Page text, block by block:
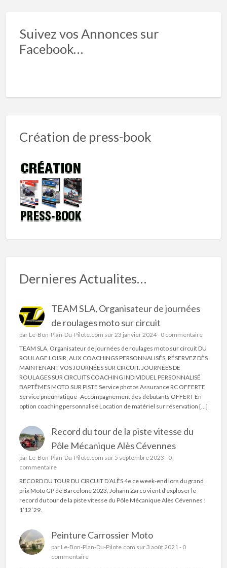
Suivez vos Annonces sur
Facebook…
Création de press-book
Dernieres Actualites…
TEAM SLA, Organisateur de journées
de roulages moto sur circuit
par Le-Bon-Plan-Du-Pilote.com sur 23 janvier 2024 - 0 commentaire
TEAM SLA, Organisateur de journées de roulages moto sur circuit DU
ROULAGE LOISIR, AUX COACHINGS PERSONNALISÉS, RÉSERVEZ DÈS
MAINTENANT VOS JOURNÉES SUR CIRCUIT. JOURNÉES DE
ROULAGES SUR CIRCUITS COACHING INDIVIDUEL PERSONNALISÉ
BAPTÊMES MOTO SUR PISTE Service photos Assurance RC OFFERTE
Service pneumatique Accompagnement des débutants OFFERT En
option coaching personnalisé Location de matériel sur réservation […]
Record du tour de la piste vitesse du
Pôle Mécanique Alès Cévennes
par Le-Bon-Plan-Du-Pilote.com sur 5 septembre 2023 - 0
commentaire
RECORD DU TOUR DU CIRCUIT D’ALÈS 4e ce week-end lors du grand
prix Moto GP de Barcelone 2023, Johann Zarco vient d’exploser le
record du tour de la piste vitesse du Pôle Mécanique Alès Cévennes !
1’12´29.
Peinture Carrossier Moto
par Le-Bon-Plan-Du-Pilote.com sur 3 août 2021 - 0
commentaire